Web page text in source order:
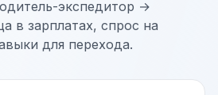
экспедитор →
в зарплатах, спрос на
для перехода.